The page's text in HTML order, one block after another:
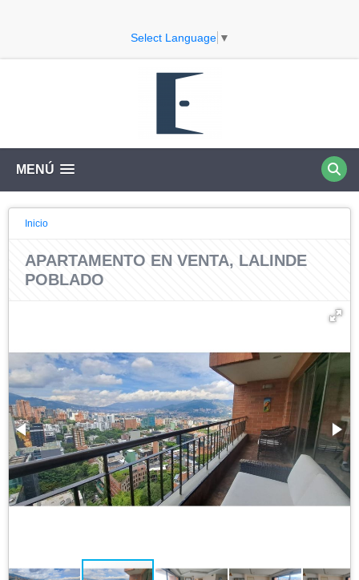
Select Language ▼
MENÚ
Inicio
APARTAMENTO EN VENTA, LALINDE
POBLADO